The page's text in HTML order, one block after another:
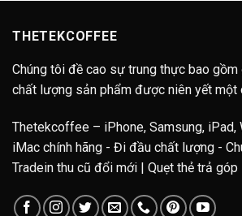
THETEKCOFFEE
Chúng tôi đề cao sự trung thực bao gồm
chất lượng sản phẩm được niên yết một
Thetekcoffee – iPhone, Samsung, iPad,
iMac chính hãng - Đi đầu chất lượng -
Tradein thu cũ đổi mới | Quẹt thẻ trả góp